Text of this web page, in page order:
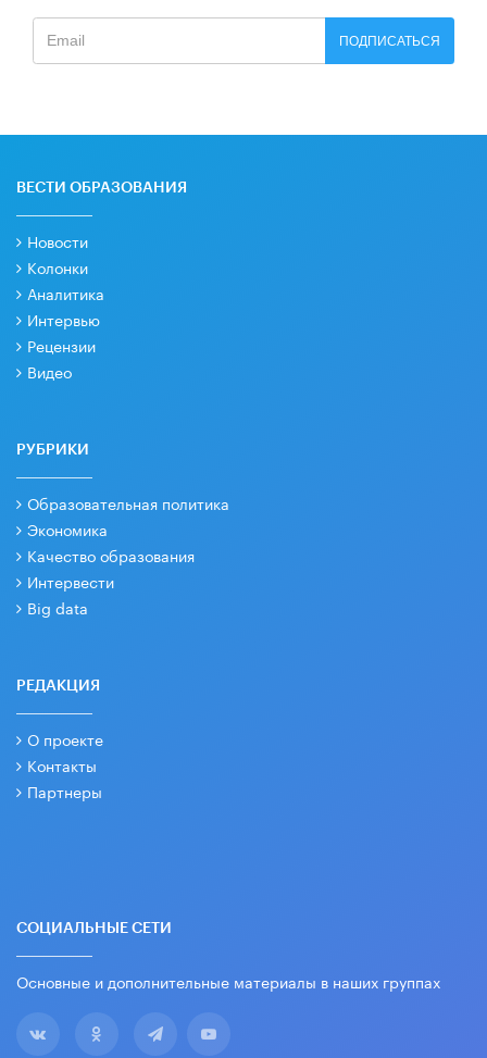
ПОДПИСАТЬСЯ
ВЕСТИ ОБРАЗОВАНИЯ
Новости
Колонки
Аналитика
Интервью
Рецензии
Видео
РУБРИКИ
Образовательная политика
Экономика
Качество образования
Интервести
Big data
РЕДАКЦИЯ
О проекте
Контакты
Партнеры
СОЦИАЛЬНЫЕ СЕТИ
Основные и дополнительные материалы в наших группах